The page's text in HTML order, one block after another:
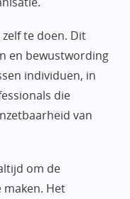
te doen. Dit
en bewustwording
individuen, in
die
van
om de
Het